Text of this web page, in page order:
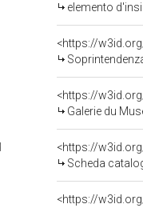
elemento
<https://
<https://
Galerie du Musée
<https://
Scheda
<https://